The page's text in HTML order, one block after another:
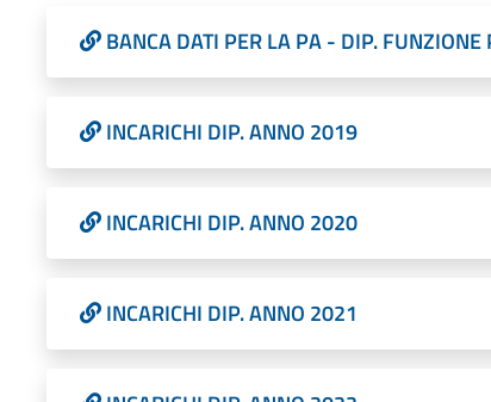
BANCA DATI PER LA PA - DIP. FUNZIONE
INCARICHI DIP. ANNO 2019
INCARICHI DIP. ANNO 2020
INCARICHI DIP. ANNO 2021